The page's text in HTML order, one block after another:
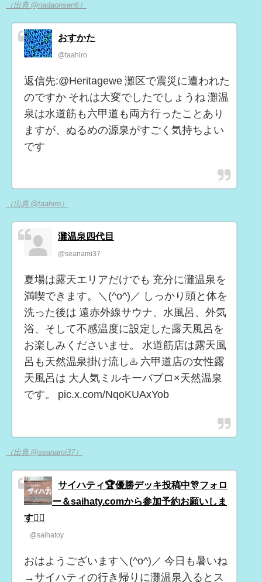
（出典 @nadaonsen6）
おすかた
@taahiro
返信先:@Heritagewe 灘区で震災に遭われた
のですか それは大変でしたでしょうね 灘温
泉は水道筋も六甲道も両方行ったことあり
ますが、ぬるめの源泉がすごく気持ちよい
です
（出典 @taahiro）
灘温泉四代目
@seanami37
夏場は露天エリアだけでも 充分に灘温泉を
満喫できます。＼(^o^)／ しっかり頭と体を
洗った後は 遠赤外線サウナ、水風呂、外気
浴、そして不感温度に設定した露天風呂を
お楽しみくださいませ。 水道筋店は露天風
呂も天然温泉掛け流し♨️ 六甲道店の女性露
天風呂は 大人気ミルキーバブロ×天然温泉
です。 pic.x.com/NqoKUAxYob
（出典 @seanami37）
サイハティ🏆優勝デッキ投稿中🎊フォロ
ー＆saihaty.comから参加予約お願いしま
す🙇‍♂
@saihatoy
おはようございます＼(^o^)／ 今日も暑いね
→サイハティの行き帰りに灘温泉入るとス